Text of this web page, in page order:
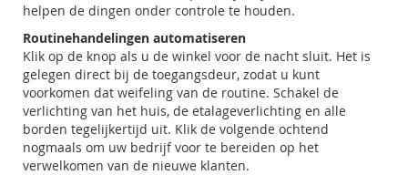
helpen de dingen onder controle te houden.
Routinehandelingen automatiseren
Klik op de knop als u de winkel voor de nacht sluit. Het is
gelegen direct bij de toegangsdeur, zodat u kunt
voorkomen dat weifeling van de routine. Schakel de
verlichting van het huis, de etalageverlichting en alle
borden tegelijkertijd uit. Klik de volgende ochtend
nogmaals om uw bedrijf voor te bereiden op het
verwelkomen van de nieuwe klanten.